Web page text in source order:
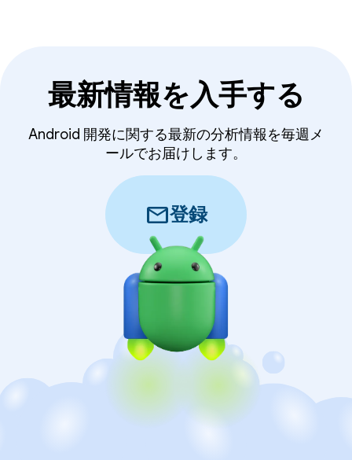
最新情報を入手する
Android 開発に関する最新の分析情報を毎週メ
ールでお届けします。
mail登録